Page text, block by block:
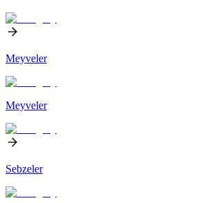
Meyveler
Meyveler
Sebzeler